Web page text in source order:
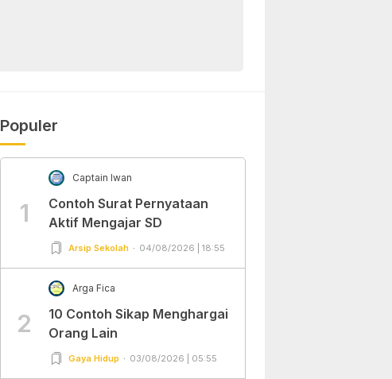
Populer
1
Captain Iwan
Contoh Surat Pernyataan
Aktif Mengajar SD
Arsip Sekolah 04/08/2026 | 18:55
2
Arga Fica
10 Contoh Sikap Menghargai
Orang Lain
Gaya Hidup 03/08/2026 | 05:55